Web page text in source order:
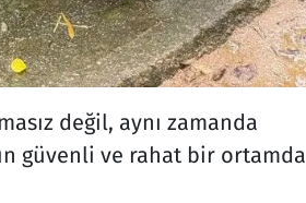
değil, aynı zamanda
güvenli ve rahat bir ortamda